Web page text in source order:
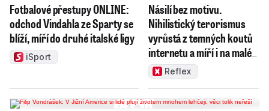
Fotbalové přestupy ONLINE:
odchod Vindahla ze Sparty se
blíží, míří do druhé italské ligy
iSport
Násilí bez motivu.
Nihilistický terorismus
vyrůstá z temných koutů
internetu a míří i na malé
dětiReflex